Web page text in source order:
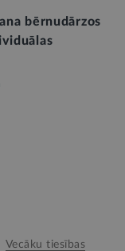
bērnudārzos
vecāku tiesības